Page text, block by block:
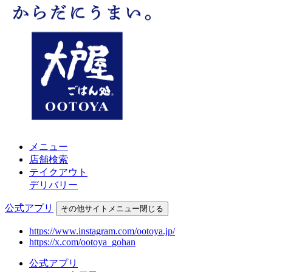
メニュー
店舗検索
テイクアウト
デリバリー
公式アプリ その他サイトメニュー閉じる
https://www.instagram.com/ootoya.jp/
https://x.com/ootoya_gohan
公式アプリ